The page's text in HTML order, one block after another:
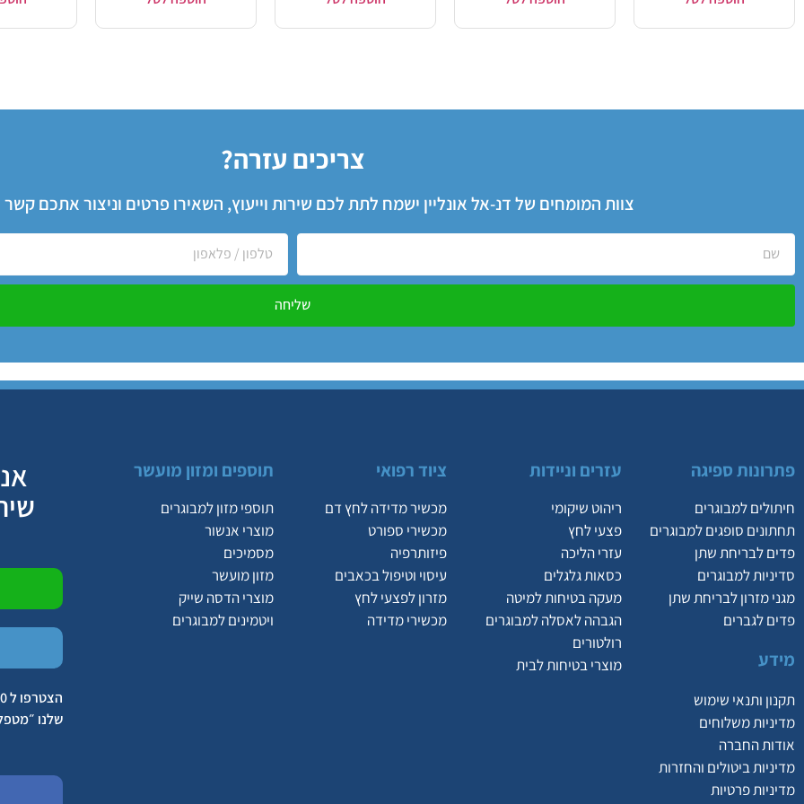
צריכים עזרה?
צוות המומחים של דנ-אל אונליין ישמח לתת לכם שירות וייעוץ, השאירו פרטים וניצור אתכם
שליחה
פתרונות ספיגה
חיתולים למבוגרים
תחתונים סופגים למבוגרים
פדים לבריחת שתן
סדיניות למבוגרים
מגני מזרון לבריחת שתן
פדים לגברים
מידע
תקנון ותנאי שימוש
מדיניות משלוחים
אודות החברה
מדיניות ביטולים והחזרות
מדיניות פרטיות
עזרים וניידות
ריהוט שיקומי
פצעי לחץ
עזרי הליכה
כסאות גלגלים
מעקה בטיחות למיטה
הגבהה לאסלה למבוגרים
רולטורים
מוצרי בטיחות לבית
ציוד רפואי
מכשיר מדידה לחץ דם
מכשירי ספורט
פיזותרפיה
עיסוי וטיפול בכאבים
מזרון לפצעי לחץ
מכשירי מדידה
תוספים ומזון מועשר
תוספי מזון למבוגרים
מוצרי אנשור
מסמיכים
מזון מועשר
מוצרי הדסה שייק
ויטמינים למבוגרים
שלנו